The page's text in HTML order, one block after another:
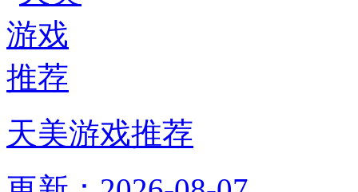
天美游戏推荐